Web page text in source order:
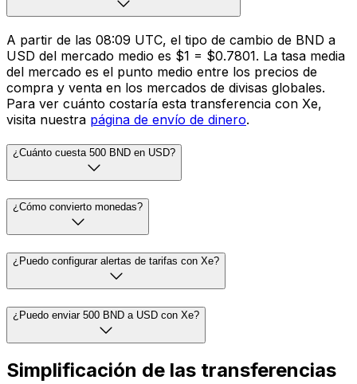
A partir de las 08:09 UTC, el tipo de cambio de BND a
USD del mercado medio es $1 = $0.7801. La tasa media
del mercado es el punto medio entre los precios de
compra y venta en los mercados de divisas globales.
Para ver cuánto costaría esta transferencia con Xe,
visita nuestra página de envío de dinero.
¿Cuánto cuesta 500 BND en USD?
¿Cómo convierto monedas?
¿Puedo configurar alertas de tarifas con Xe?
¿Puedo enviar 500 BND a USD con Xe?
Simplificación de las transferencias